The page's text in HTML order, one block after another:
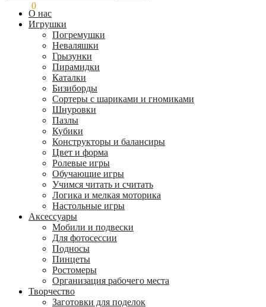
0
О нас
Игрушки
Погремушки
Неваляшки
Грызунки
Пирамидки
Каталки
Бизиборды
Сортеры с шариками и гномиками
Шнуровки
Пазлы
Кубики
Конструкторы и балансиры
Цвет и форма
Ролевые игры
Обучающие игры
Учимся читать и считать
Логика и мелкая моторика
Настольные игры
Аксессуары
Мобили и подвески
Для фотосессии
Подносы
Пинцеты
Ростомеры
Организация рабочего места
Творчество
Заготовки для поделок